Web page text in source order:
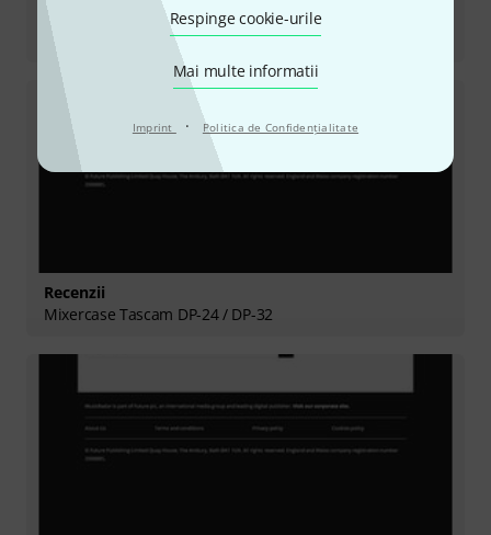
Respinge cookie-urile
Mai multe informatii
Imprint · Politica de Confidenţialitate
Mixer Case Pioneer DJM 800/850
Recenzii
Mixercase Tascam DP-24 / DP-32